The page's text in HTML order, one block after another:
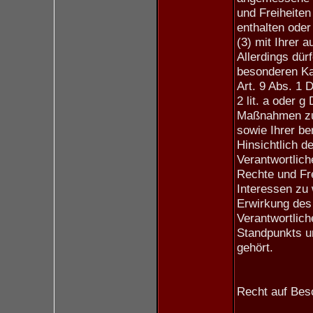
und
enthalten oder
(3) mit Ihrer
Allerdings
besonderen
Art. 9 Abs. 1
2 lit. a oder g
Maßnahmen
sowie Ihrer
Hinsichtlich
Rechte und
Interessen zu
Erwirkung
Standpunkts
gehört.
Recht auf